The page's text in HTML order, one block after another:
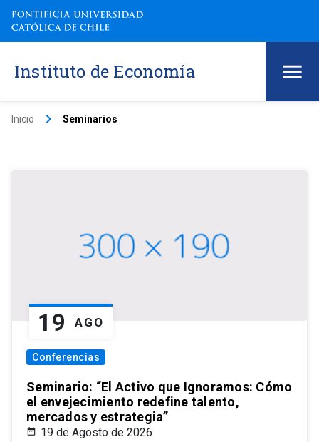
Instituto de Economía
Inicio keyboard_arrow_right Seminarios
19 AGO
Conferencias
Seminario: “El Activo que Ignoramos: Cómo
el envejecimiento redefine talento,
mercados y estrategia”
19 de Agosto de 2026